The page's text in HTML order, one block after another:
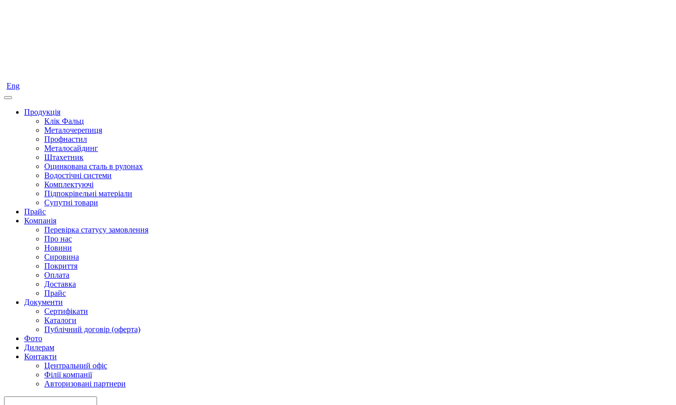
Eng
Продукція
Клік Фальц
Металочерепиця
Профнастил
Металосайдинг
Штахетник
Оцинкована сталь в рулонах
Водостічні системи
Комплектуючі
Підпокрівельні матеріали
Супутні товари
Прайс
Компанія
Перевірка статусу замовлення
Про нас
Новини
Сировина
Покриття
Оплата
Доставка
Прайс
Документи
Сертифікати
Каталоги
Публічний договір (оферта)
Фото
Дилерам
Контакти
Центральний офіс
Філії компанії
Авторизовані партнери